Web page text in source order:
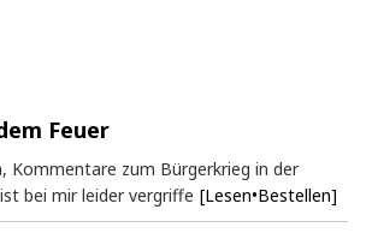
Feuer
Kommentare zum Bürgerkrieg in der
bei mir leider vergriffe [Lesen•Bestellen]